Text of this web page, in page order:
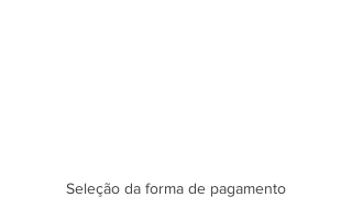
Seleção da forma de pagamento